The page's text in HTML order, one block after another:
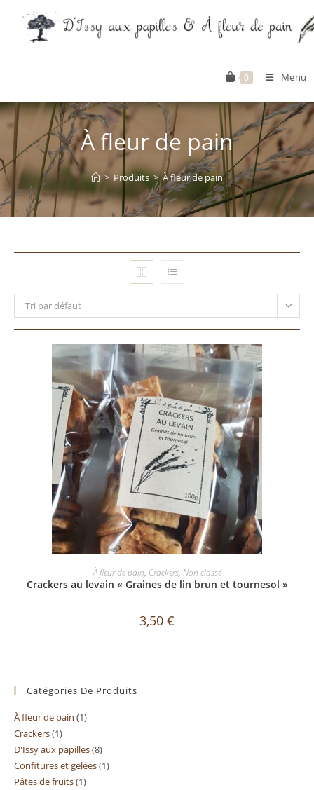
content
0 Menu
À fleur de pain
> Produits > À fleur de pain
Tri par défaut
AJOUTER AU PANIER
À fleur de pain, Crackers, Non classé
Crackers au levain « Graines de lin brun et tournesol »
3,50 €
Catégories De Produits
À fleur de pain 11
Crackers 11
produit
D'Issy aux papilles 88
produits
Confitures et gelées 11
Pâtes de fruits 11